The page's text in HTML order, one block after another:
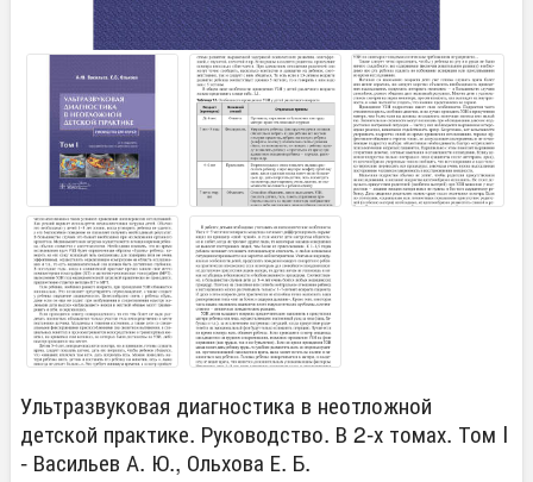
Ультразвуковая диагностика в неотложной
детской практике. Руководство. В 2-х томах. Том I
- Васильев А. Ю., Ольхова Е. Б.